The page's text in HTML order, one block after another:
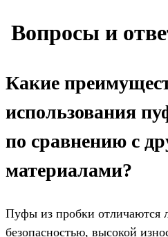
Вопросы и
Какие
использования
по сравнению с
материалами?
Пуфы из пробки отличаются
безопасностью, высокой